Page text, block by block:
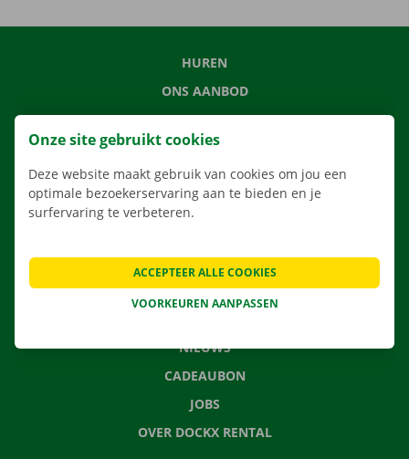
HUREN
ONS AANBOD
ONZE DIENSTEN
LOCATIES
APP
VERHUISOPLOSSINGEN
CONTACTEER ONS
NIEUWS
CADEAUBON
JOBS
OVER DOCKX RENTAL
Onze site gebruikt cookies
Deze website maakt gebruik van cookies om jou een
optimale bezoekerservaring aan te bieden en je
surfervaring te verbeteren.
VOORKEUREN AANPASSEN
ACCEPTEER ALLE COOKIES